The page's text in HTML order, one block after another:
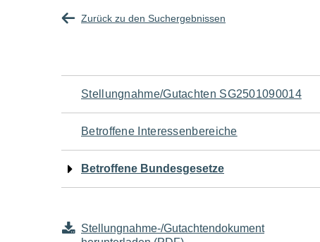
Zurück zu den Suchergebnissen
Navigation
für
den
Seiteninhalt
Stellungnahme/Gutachten SG2501090014
Betroffene Interessenbereiche
Betroffene Bundesgesetze
Stellungnahme-/Gutachtendokument